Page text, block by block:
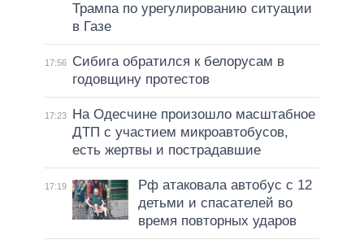
Трампа по урегулированию ситуации
в Газе
17:56
Сибига обратился к белорусам в
годовщину протестов
17:23
На Одесчине произошло масштабное
ДТП с участием микроавтобусов,
есть жертвы и пострадавшие
17:19
Рф атаковала автобус с 12
детьми и спасателей во
время повторных ударов